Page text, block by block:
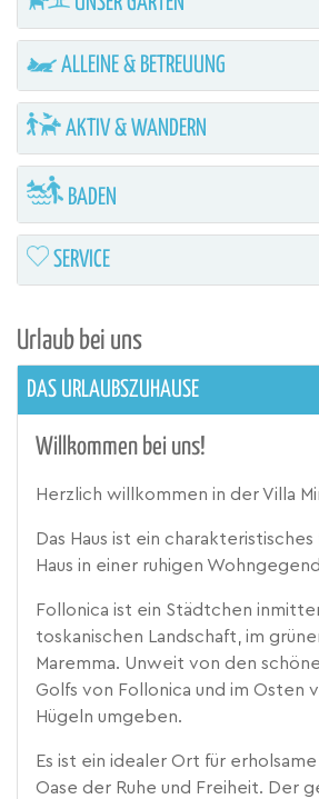
ALLEINE & BETREUUNG
AKTIV & WANDERN
BADEN
SERVICE
Urlaub bei uns
DAS URLAUBSZUHAUSE
Willkommen bei uns!
Herzlich willkommen in der Villa
Das Haus ist ein
Haus in einer ruhigen
Follonica ist ein Städtchen
toskanischen Landschaft, im
Maremma. Unweit von den
Golfs von Follonica und im Osten
Hügeln umgeben.
Es ist ein idealer Ort für
Oase der Ruhe und Freiheit. Der